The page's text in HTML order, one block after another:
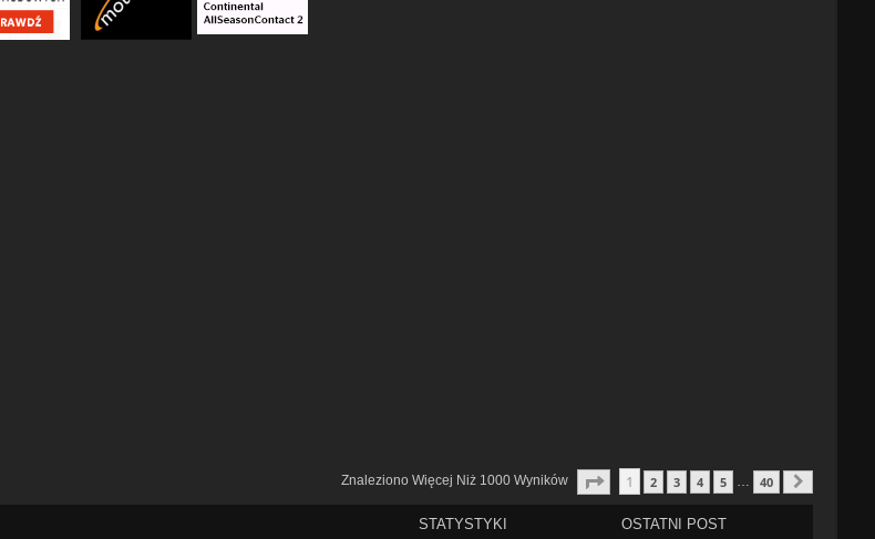
Znaleziono Więcej Niż 1000 Wyników Strona 1Z 40
1 2 3 4 5 … 40
STATYSTYKI OSTATNI POST